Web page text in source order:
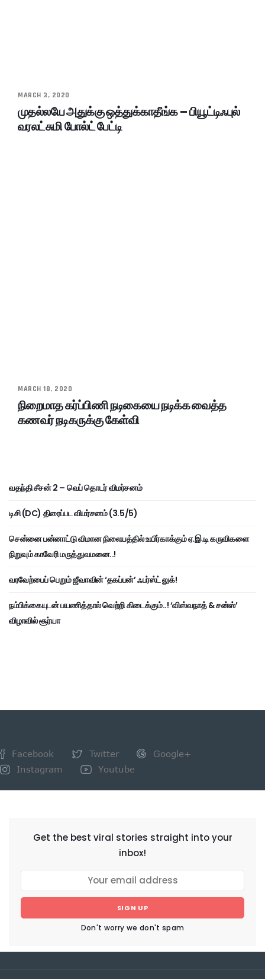
MARCH 3, 2020
முதல்லயே அதுக்கு ஒத்துக்காதீங்க – பியூட்டிஃபுல்
வரலட்சுமி போல்ட் பேட்டி
MARCH 18, 2020
நிறைமாத கர்ப்பிணி நடிகையை நடிக்க வைத்த
கணவர் நடிகருக்கு கேள்வி
வதந்தி சீசன் 2 – வெப் தொடர் விமர்சனம்
டிசி (DC) திரைப்பட விமர்சனம் (3.5/5)
சென்னை பன்னாட்டு விமான நிலையத்தில் உயிர்காக்கும் ஏ.இ.டி கருவிகளை
நிறுவும் காவேரி மருத்துவமனை..!
வரவேற்பைப் பெறும் ஜீவாவின் ‘தகப்பன்’ ஃபர்ஸ்ட் லுக்!
நம்பிக்கையுடன் பயணித்தால் வெற்றி கிடைக்கும்..! ‘விஸ்வநாத் & சன்ஸ்’
விழாவில் சூர்யா
Facebook Twitter
Google+
Instagram
Youtube
Get the best viral stories straight into your
inbox!
SIGN UP
Don't worry we don't spam